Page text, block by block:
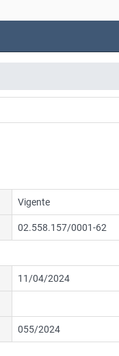
Vigente
02.558.157/0001-62
11/04/2024
055/2024